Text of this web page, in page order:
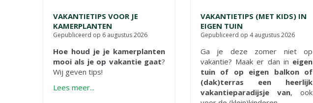
VAKANTIETIPS VOOR JE
KAMERPLANTEN
Gepubliceerd op 6 augustus 2026
Hoe houd je je kamerplanten
mooi als je op vakantie gaat?
Wij geven tips!
Lees meer...
VAKANTIETIPS (MET KIDS) IN
EIGEN TUIN
Gepubliceerd op 4 augustus 2026
Ga je deze zomer niet op
vakantie? Maak er dan in eigen
tuin of op eigen balkon of
(dak)terras een heerlijk
vakantieparadijsje van, ook